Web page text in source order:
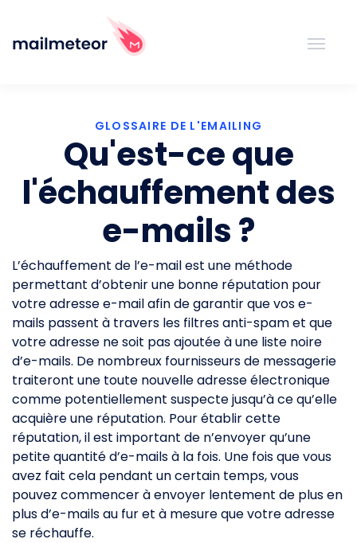
GLOSSAIRE DE L'EMAILING
Qu'est-ce que
l'échauffement des
e-mails ?
L’échauffement de l’e-mail est une méthode
permettant d’obtenir une bonne réputation pour
votre adresse e-mail afin de garantir que vos e-
mails passent à travers les filtres anti-spam et que
votre adresse ne soit pas ajoutée à une liste noire
d’e-mails. De nombreux fournisseurs de messagerie
traiteront une toute nouvelle adresse électronique
comme potentiellement suspecte jusqu’à ce qu’elle
acquière une réputation. Pour établir cette
réputation, il est important de n’envoyer qu’une
petite quantité d’e-mails à la fois. Une fois que vous
avez fait cela pendant un certain temps, vous
pouvez commencer à envoyer lentement de plus en
plus d’e-mails au fur et à mesure que votre adresse
se réchauffe.